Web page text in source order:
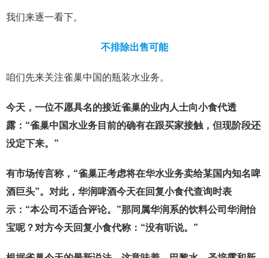
我们来逐一看下。
不排除出售可能
咱们先来关注雀巢中国的瓶装水业务。
今天，一位不愿具名的接近雀巢的业内人士向小食代透
露：“雀巢中国水业务目前的确有在跟买家接触，但现阶段还
没定下来。”
有市场传言称，“雀巢正考虑将在华水业务卖给某国内知名啤
酒巨头”。对此，华润啤酒今天在回复小食代查询时表
示：“本公司不适合评论。”那同属华润系的饮料公司华润怡
宝呢？对方今天回复小食代称：“没有听说。”